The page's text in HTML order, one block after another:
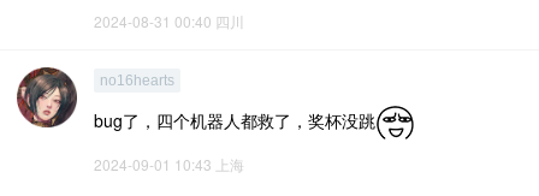
2024-08-31 00:40 四川
no16hearts
bug了，四个机器人都救了，奖杯没跳
2024-09-01 10:43 上海